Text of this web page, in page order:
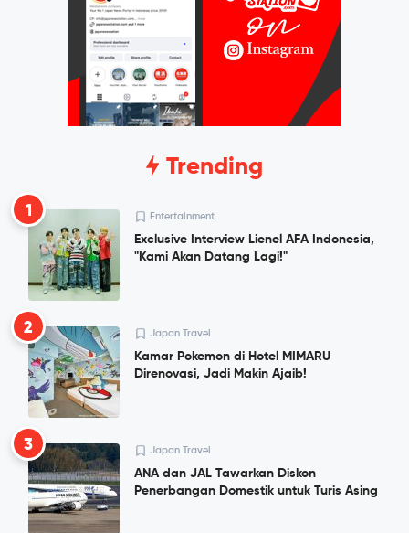
Trending
1 Entertainment
Exclusive Interview Lienel AFA Indonesia,
"Kami Akan Datang Lagi!"
2 Japan Travel
Kamar Pokemon di Hotel MIMARU
Direnovasi, Jadi Makin Ajaib!
3 Japan Travel
ANA dan JAL Tawarkan Diskon
Penerbangan Domestik untuk Turis Asing